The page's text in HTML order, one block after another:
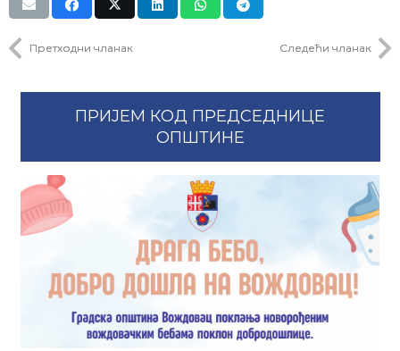
Претходни чланак Следећи чланак
ПРИЈЕМ КОД ПРЕДСЕДНИЦЕ
ОПШТИНЕ